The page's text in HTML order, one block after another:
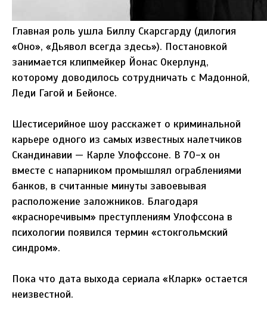
Главная роль ушла Биллу Скарсгарду (дилогия
«Оно», «Дьявол всегда здесь»). Постановкой
занимается клипмейкер Йонас Окерлунд,
которому доводилось сотрудничать с Мадонной,
Леди Гагой и Бейонсе.
Шестисерийное шоу расскажет о криминальной
карьере одного из самых известных налетчиков
Скандинавии — Карле Улофссоне. В 70-х он
вместе с напарником промышлял ограблениями
банков, в считанные минуты завоевывая
расположение заложников. Благодаря
«красноречивым» преступлениям Улофссона в
психологии появился термин «стокгольмский
синдром».
Пока что дата выхода сериала «Кларк» остается
неизвестной.